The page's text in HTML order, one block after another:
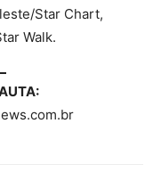
Star Chart,
Walk.